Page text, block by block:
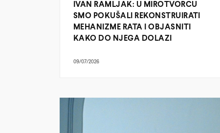
IVAN RAMLJAK: U MIROTVORCU
SMO POKUŠALI REKONSTRUIRATI
MEHANIZME RATA I OBJASNITI
KAKO DO NJEGA DOLAZI
09/07/2026